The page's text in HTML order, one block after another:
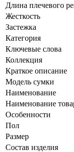
Длина плечевого
Жесткость
Застежка
Категория
Ключевые слова
Коллекция
Краткое описание
Модель сумки
Наименование
Наименование
Особенности
Пол
Размер
Состав изделия